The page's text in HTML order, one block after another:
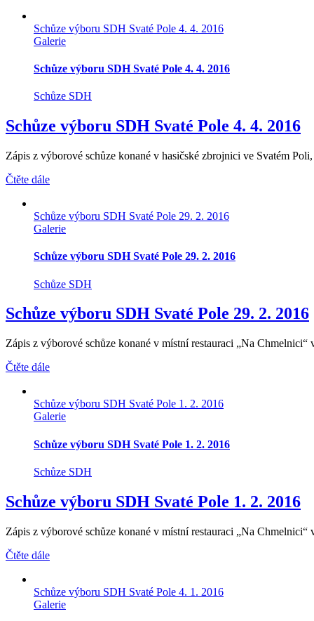
Schůze výboru SDH Svaté Pole 4. 4. 2016
Galerie
Schůze výboru SDH Svaté Pole 4. 4. 2016
Schůze SDH
Schůze výboru SDH Svaté Pole 4. 4. 2016
Zápis z výborové schůze konané v hasičské zbrojnici ve Svatém
Čtěte dále
Schůze výboru SDH Svaté Pole 29. 2. 2016
Galerie
Schůze výboru SDH Svaté Pole 29. 2. 2016
Schůze SDH
Schůze výboru SDH Svaté Pole 29. 2. 2016
Zápis z výborové schůze konané v místní restauraci „Na
Čtěte dále
Schůze výboru SDH Svaté Pole 1. 2. 2016
Galerie
Schůze výboru SDH Svaté Pole 1. 2. 2016
Schůze SDH
Schůze výboru SDH Svaté Pole 1. 2. 2016
Zápis z výborové schůze konané v místní restauraci „Na
Čtěte dále
Schůze výboru SDH Svaté Pole 4. 1. 2016
Galerie